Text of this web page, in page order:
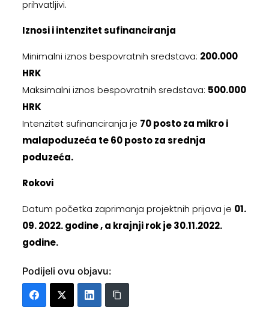
prihvatljivi.
Iznosi i intenzitet sufinanciranja
Minimalni iznos bespovratnih sredstava: 200.000
HRK
Maksimalni iznos bespovratnih sredstava: 500.000
HRK
Intenzitet sufinanciranja je 70 posto za mikro i
malapoduzeća te 60 posto za srednja
poduzeća.
Rokovi
Datum početka zaprimanja projektnih prijava je 01.
09. 2022. godine , a krajnji rok je 30.11.2022.
godine.
Podijeli ovu objavu: